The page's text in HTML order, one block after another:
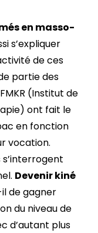
en masso-
s’expliquer
de ces
partie des
(Institut de
ont fait le
en fonction
vocation.
Devenir kiné
de gagner
du niveau de
d’autant plus